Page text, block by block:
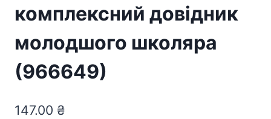
комплексний довідник
молодшого школяра
(966649)
147.00 ₴